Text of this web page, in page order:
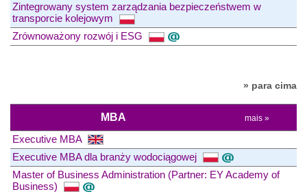
Zintegrowany system zarządzania bezpieczeństwem w
transporcie kolejowym
Zrównoważony rozwój i ESG
» para cima
MBA mais »
Executive MBA
Executive MBA dla branży wodociągowej
Master of Business Administration (Partner: EY Academy of
Business)